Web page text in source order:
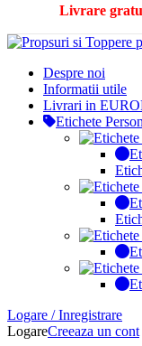
Livrare
Despre noi
Informatii utile
Livrari in
Etichete
Logare / Inregistrare
LogareCreeaza un cont